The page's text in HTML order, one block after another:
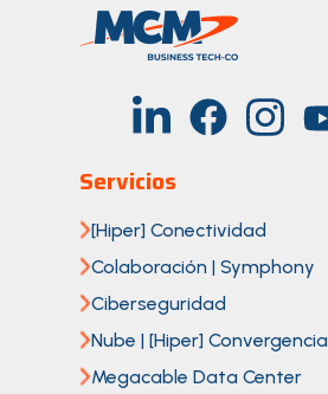
Servicios
[Hiper] Conectividad
Colaboración | Symphony
Ciberseguridad
Nube | [Hiper] Convergencia
Megacable Data Center